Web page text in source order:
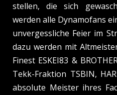
stellen, die sich
werden alle Dynamofans
unvergessliche Feier im
dazu werden mit
Finest ESKEI83 &
Tekk-Fraktion TSBIN,
absolute Meister ihres